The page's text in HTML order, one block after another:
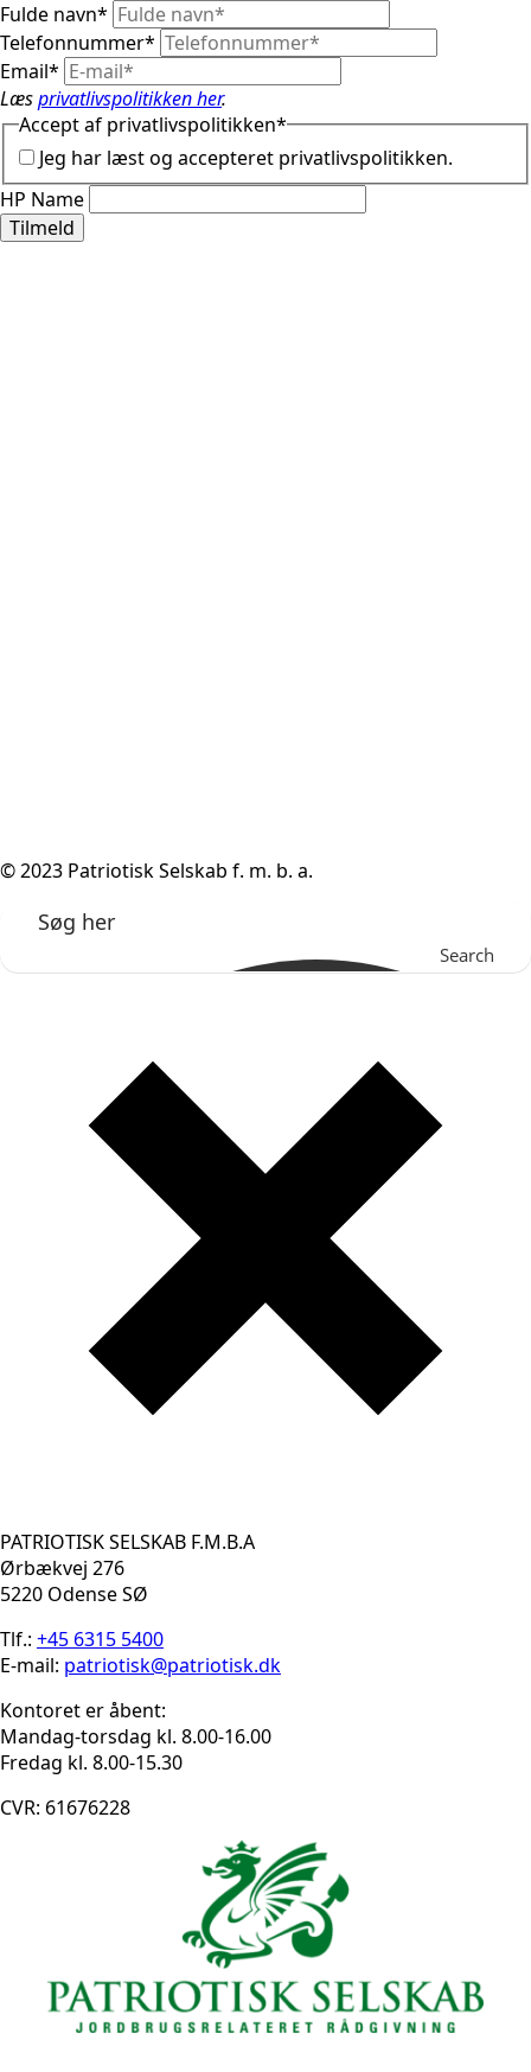
Fulde navn*
Telefonnummer*
Email*
Læsprivatlivspolitikken her.
Accept af privatlivspolitikken*
Jeg har læst og accepteret privatlivspolitikken.
HP Name
Tilmeld
© 2023 Patriotisk Selskab f. m. b. a.
Search
PATRIOTISK SELSKAB F.M.B.A
Ørbækvej 276
5220 Odense SØ
Tlf.: +45 6315 5400
E-mail: patriotisk@patriotisk.dk
Kontoret er åbent:
Mandag-torsdag kl. 8.00-16.00
Fredag kl. 8.00-15.30
CVR: 61676228